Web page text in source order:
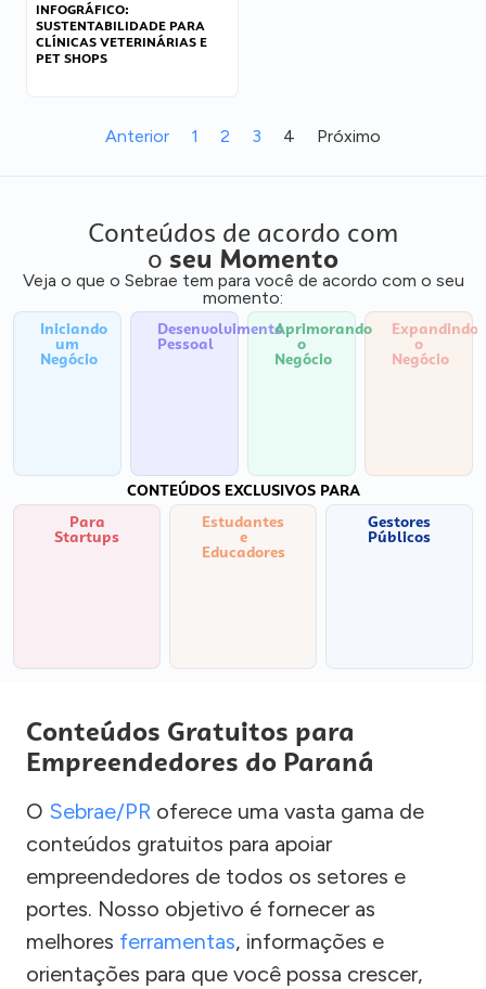
INFOGRÁFICO:
SUSTENTABILIDADE PARA
CLÍNICAS VETERINÁRIAS E
PET SHOPS
Anterior 1 2 3 4 Próximo
Conteúdos de acordo com
o seu Momento
Veja o que o Sebrae tem para você de acordo com o seu
momento:
Iniciando
um
Negócio
Desenvolvimento
Pessoal
Aprimorando
o
Negócio
Expandindo
o
Negócio
CONTEÚDOS EXCLUSIVOS PARA
Para
Startups
Estudantes
e
Educadores
Gestores
Públicos
Conteúdos Gratuitos para
Empreendedores do Paraná
O Sebrae/PR oferece uma vasta gama de
conteúdos gratuitos para apoiar
empreendedores de todos os setores e
portes. Nosso objetivo é fornecer as
melhores ferramentas, informações e
orientações para que você possa crescer,